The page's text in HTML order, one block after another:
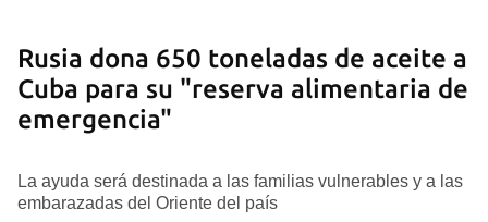
Rusia dona 650 toneladas de aceite a
Cuba para su "reserva alimentaria de
emergencia"
La ayuda será destinada a las familias vulnerables y a las
embarazadas del Oriente del país